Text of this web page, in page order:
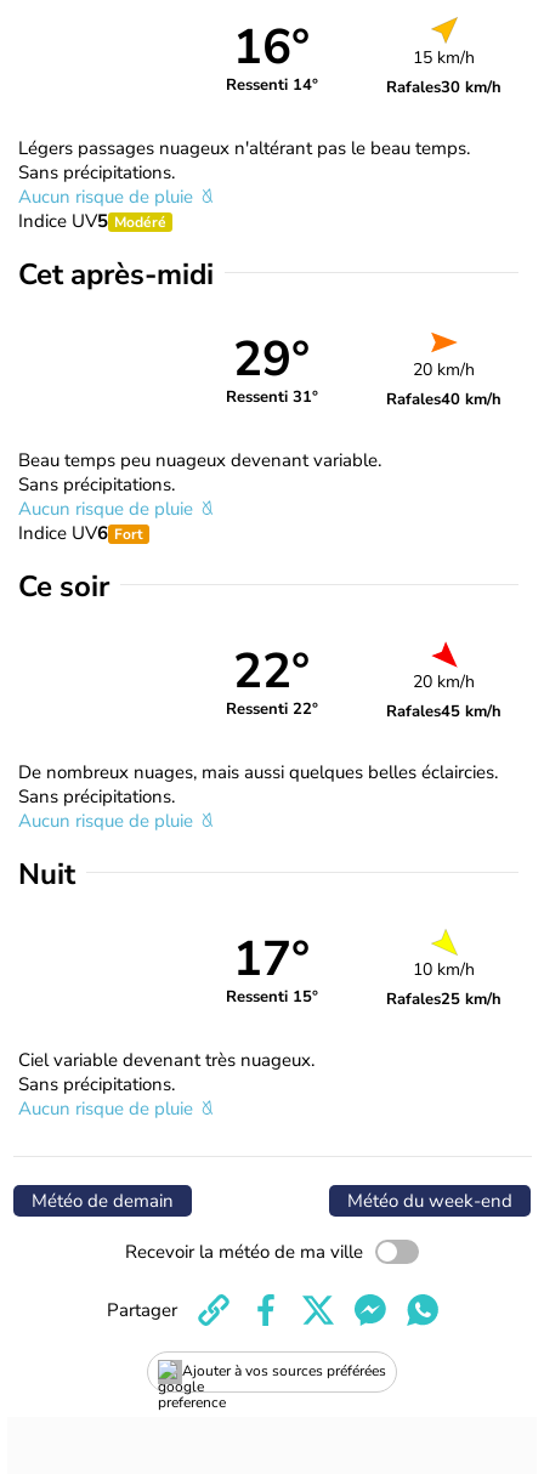
16°
Ressenti 14°
15 km/h
Rafales30 km/h
Légers passages nuageux n'altérant pas le beau temps.
Sans précipitations.
Aucun risque de pluie
Indice UV5 Modéré
Cet après-midi
29°
Ressenti 31°
20 km/h
Rafales40 km/h
Beau temps peu nuageux devenant variable.
Sans précipitations.
Aucun risque de pluie
Indice UV6 Fort
Ce soir
22°
Ressenti 22°
20 km/h
Rafales45 km/h
De nombreux nuages, mais aussi quelques belles éclaircies.
Sans précipitations.
Aucun risque de pluie
Nuit
17°
Ressenti 15°
10 km/h
Rafales25 km/h
Ciel variable devenant très nuageux.
Sans précipitations.
Aucun risque de pluie
Météo de demain Météo du week-end
Recevoir la météo de ma ville
Ajouter à vos sources préférées
Partager